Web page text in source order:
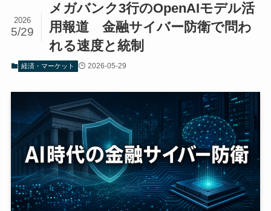
メガバンク3行のOpenAIモデル活
用報道 金融サイバー防衛で問わ
れる速度と統制
2026
5/29
経済・マーケット 2026-05-29